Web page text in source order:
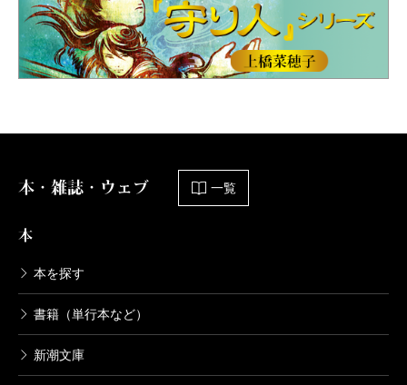
本・雑誌・ウェブ 一覧
本
本を探す
書籍（単行本など）
新潮文庫